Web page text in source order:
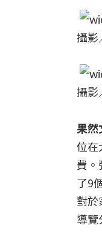
攝影
攝影
果
位在
費
了9
對
導覽